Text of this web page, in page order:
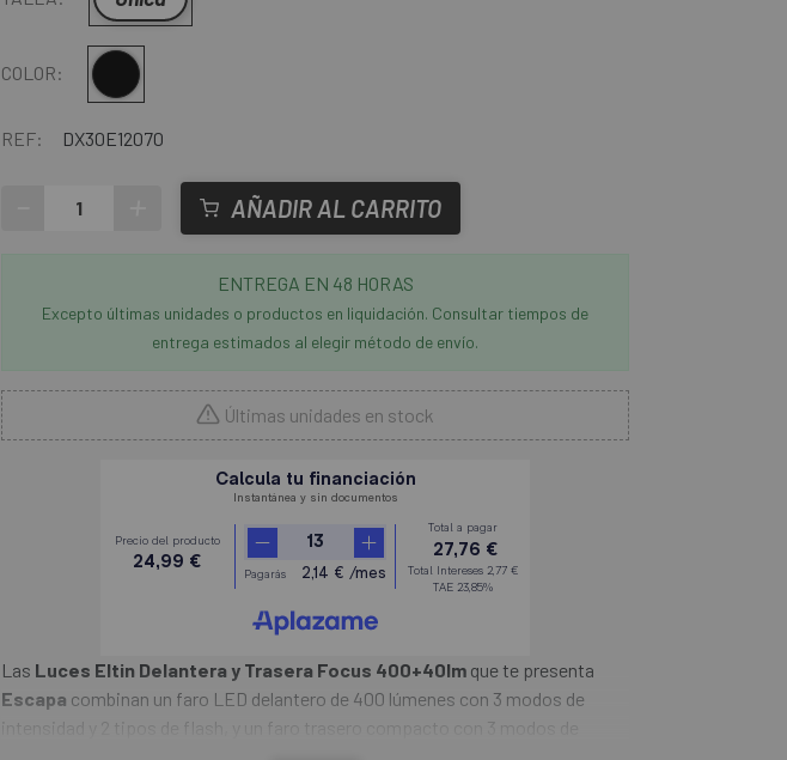
COLOR: Negro
REF: DX30E12070
AÑADIR AL CARRITO
ENTREGA EN 48 HORAS
Excepto últimas unidades o productos en liquidación. Consultar tiempos de
entrega estimados al elegir método de envío.
Últimas unidades en stock
Las Luces Eltin Delantera y Trasera Focus 400+40lm que te presenta
Escapa combinan un faro LED delantero de 400 lúmenes con 3 modos de
intensidad y 2 tipos de flash, y un faro trasero compacto con 3 modos de